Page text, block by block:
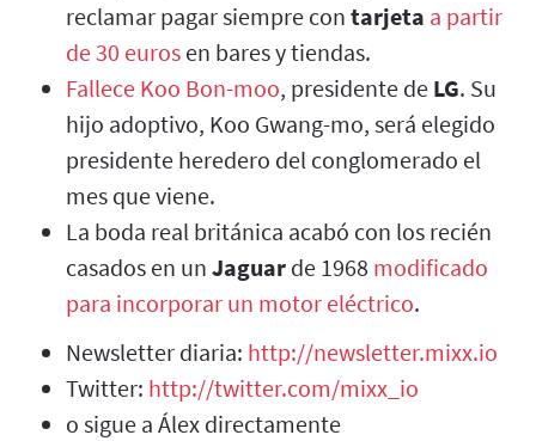
reclamar pagar siempre con tarjeta a partir
de 30 euros en bares y tiendas.
Fallece Koo Bon-moo, presidente de LG. Su
hijo adoptivo, Koo Gwang-mo, será elegido
presidente heredero del conglomerado el
mes que viene.
La boda real británica acabó con los recién
casados en un Jaguar de 1968 modificado
para incorporar un motor eléctrico.
Newsletter diaria: http://newsletter.mixx.io
Twitter: http://twitter.com/mixx_io
o sigue a Álex directamente